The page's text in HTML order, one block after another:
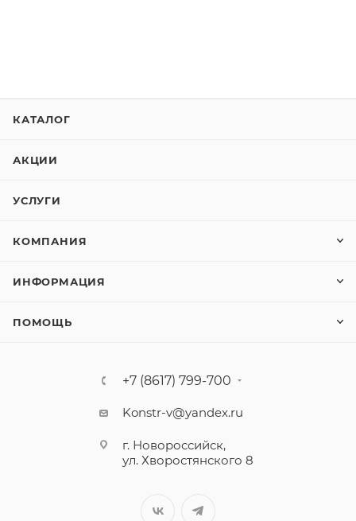
КАТАЛОГ
АКЦИИ
УСЛУГИ
КОМПАНИЯ
ИНФОРМАЦИЯ
ПОМОЩЬ
+7 (8617) 799-700
Konstr-v@yandex.ru
г. Новороссийск,
ул. Хворостянского 8